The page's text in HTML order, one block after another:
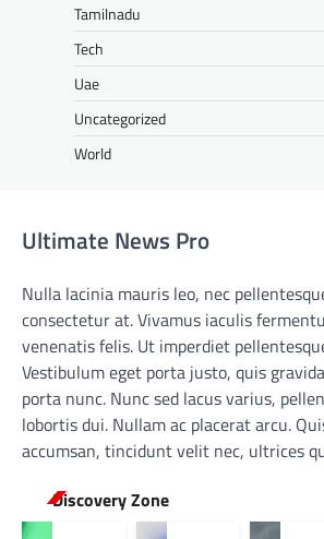
Tamilnadu
Tech
Uae
Uncategorized
World
Ultimate News Pro
Nulla lacinia mauris leo, nec
consectetur at. Vivamus iaculis
venenatis felis. Ut imperdiet
Vestibulum eget porta justo, quis
porta nunc. Nunc sed lacus varius,
lobortis dui. Nullam ac placerat arcu.
accumsan, tincidunt velit nec, ultrices
Discovery Zone